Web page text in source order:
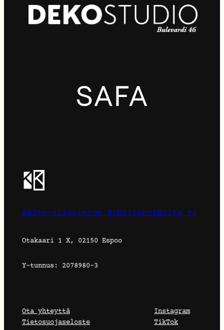
Aalto-yliopiston Arkkitehtikilta ry
Otakaari 1 X, 02150 Espoo
Y-tunnus: 2078980-3
Ota yhteyttä
Tietosuojaseloste
Instagram
TikTok